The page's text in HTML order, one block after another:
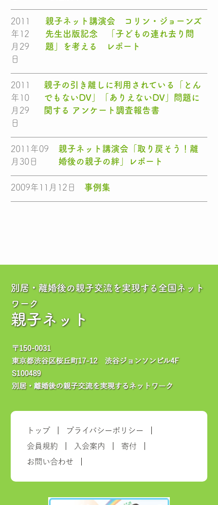
親子ネット講演会 コリン・ジョーンズ
先生出版記念 「子どもの連れ去り問
題」を考える レポート
2011
年12
月29
日
親子の引き離しに利用されている「とん
でもないDV」「ありえないDV」問題に
関する アンケート調査報告書
2011
年10
月29
日
親子ネット講演会「取り戻そう！離
婚後の親子の絆」レポート
2011年09
月30日
事例集
2009年11月12日
別居・離婚後の親子交流を実現する全国ネット
ワーク
親子ネット
トップ プライバシーポリシー
会員規約 入会案内 寄付
お問い合わせ